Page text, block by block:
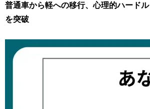
普通車から軽への移行、心理的ハードル
を突破